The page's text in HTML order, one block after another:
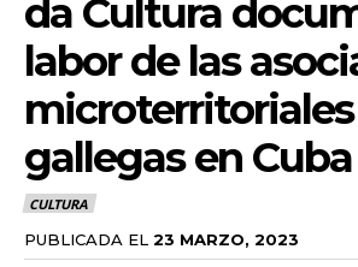
da Cultura
labor de las
microterritoriales
gallegas en Cuba
CULTURA
PUBLICADA EL 23 MARZO, 2023